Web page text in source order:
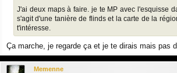
J'ai deux maps à faire. je te MP avec l'esquisse
s'agit d'une tanière de flinds et la carte de la
t'intéresse.
Ça marche, je regarde ça et je te dirais mais pas
Memenne